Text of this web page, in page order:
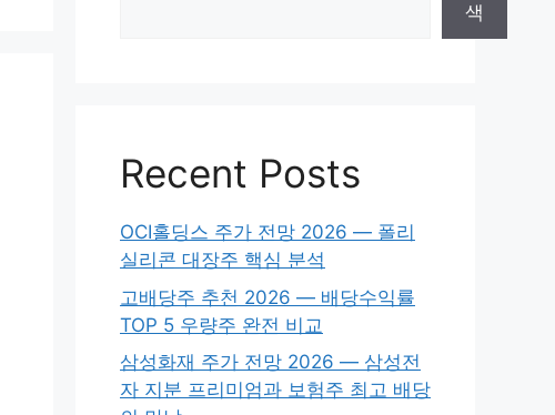
색
Recent Posts
OCI홀딩스 주가 전망 2026 — 폴리
실리콘 대장주 핵심 분석
고배당주 추천 2026 — 배당수익률
TOP 5 우량주 완전 비교
삼성화재 주가 전망 2026 — 삼성전
자 지분 프리미엄과 보험주 최고 배당